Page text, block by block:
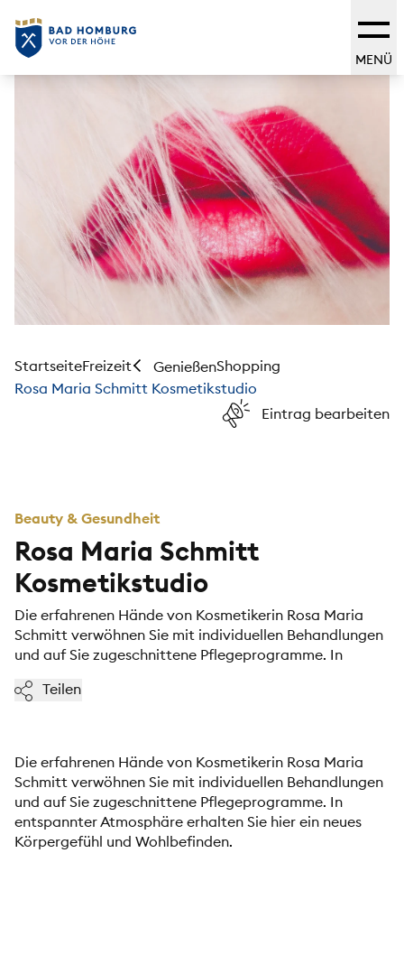
MENÜ
StartseiteFreizeit GenießenShopping
Rosa Maria Schmitt Kosmetikstudio
Eintrag bearbeiten
Beauty & Gesundheit
Rosa Maria Schmitt
Kosmetikstudio
Die erfahrenen Hände von Kosmetikerin Rosa Maria
Schmitt verwöhnen Sie mit individuellen Behandlungen
und auf Sie zugeschnittene Pflegeprogramme. In
Teilen
Die erfahrenen Hände von Kosmetikerin Rosa Maria
Schmitt verwöhnen Sie mit individuellen Behandlungen
und auf Sie zugeschnittene Pflegeprogramme. In
entspannter Atmosphäre erhalten Sie hier ein neues
Körpergefühl und Wohlbefinden.